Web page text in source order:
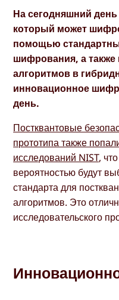
На сегодняшний день
который может
помощью
шифрования, а
алгоритмов в
инновационное
день.
Постквантовые
прототипа также
исследований NIST,
вероятностью будут
стандарта для
алгоритмов. Это
исследовательского